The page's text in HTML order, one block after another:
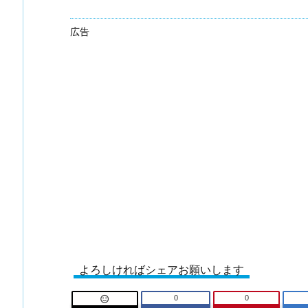
広告
よろしければシェアお願いします
 0 0